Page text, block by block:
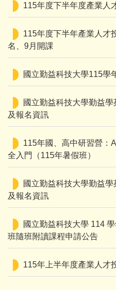
115年度下半年度產業人
115年度下半年產業人才
名、9月開課
國立勤益科技大學115學
國立勤益科技大學勤益
及報名資訊
115年國、高中研習營：
全入門（115年暑假班）
國立勤益科技大學勤益
及報名資訊
國立勤益科技大學 114
班隨班附讀課程申請公告
115年上半年度產業人才